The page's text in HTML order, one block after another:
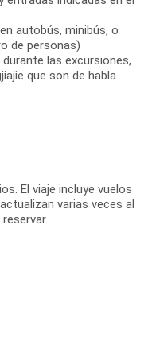
autobús, minibús, o
de personas)
las excursiones,
que son de habla
El viaje incluye vuelos
varias veces al